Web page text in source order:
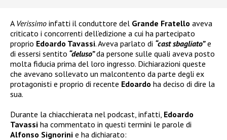
A Verissimo infatti il conduttore del Grande Fratello aveva
criticato i concorrenti dell’edizione a cui ha partecipato
proprio Edoardo Tavassi. Aveva parlato di “cast sbagliato”e
di essersi sentito “deluso”da persone sulle quali aveva posto
molta fiducia prima del loro ingresso. Dichiarazioni queste
che avevano sollevato un malcontento da parte degli ex
protagonisti e proprio di recente Edoardo ha deciso di dire la
sua.
Durante la chiacchierata nel podcast, infatti, Edoardo
Tavassi ha commentato in questi termini le parole di
Alfonso Signorini e ha dichiarato: